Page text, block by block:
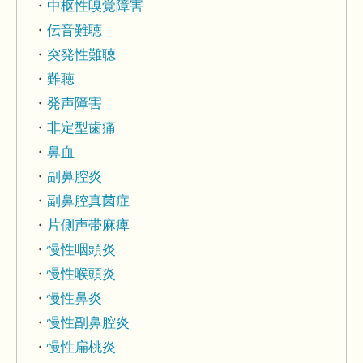
中枢性嗅覚障害
伝音難聴
突発性難聴
難聴
発声障害
非定型歯痛
鼻血
副鼻腔炎
副鼻腔真菌症
片側声帯麻痺
慢性咽頭炎
慢性喉頭炎
慢性鼻炎
慢性副鼻腔炎
慢性扁桃炎